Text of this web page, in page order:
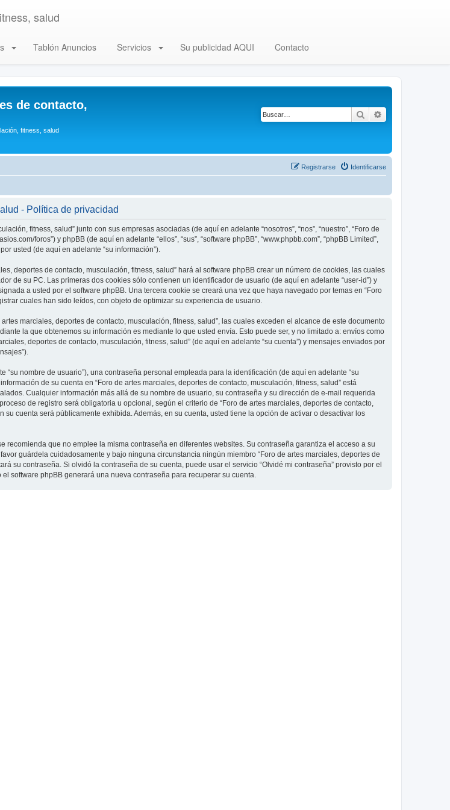
salud
Tablón Anuncios Servicios Su publicidad AQUI Contacto
de contacto,
fitness, salud
Buscar
Identificarse
Registrarse
- Política de privacidad
fitness, salud” junto con sus empresas asociadas (de aquí en adelante “nosotros”, “nos”, “nuestro”, “Foro de
foros”) y phpBB (de aquí en adelante “ellos”, “sus”, “software phpBB”, “www.phpbb.com”, “phpBB Limited”,
usted (de aquí en adelante “su información”).
deportes de contacto, musculación, fitness, salud” hará al software phpBB crear un número de cookies, las cuales
de su PC. Las primeras dos cookies sólo contienen un identificador de usuario (de aquí en adelante “user-id”) y
a usted por el software phpBB. Una tercera cookie se creará una vez que haya navegado por temas en “Foro
cuales han sido leídos, con objeto de optimizar su experiencia de usuario.
marciales, deportes de contacto, musculación, fitness, salud”, las cuales exceden el alcance de este documento
la que obtenemos su información es mediante lo que usted envía. Esto puede ser, y no limitado a: envíos como
deportes de contacto, musculación, fitness, salud” (de aquí en adelante “su cuenta”) y mensajes enviados por
nombre de usuario”), una contraseña personal empleada para la identificación (de aquí en adelante “su
de su cuenta en “Foro de artes marciales, deportes de contacto, musculación, fitness, salud” está
Cualquier información más allá de su nombre de usuario, su contraseña y su dirección de e-mail requerida
de registro será obligatoria u opcional, según el criterio de “Foro de artes marciales, deportes de contacto,
cuenta será públicamente exhibida. Además, en su cuenta, usted tiene la opción de activar o desactivar los
que no emplee la misma contraseña en diferentes websites. Su contraseña garantiza el acceso a su
guárdela cuidadosamente y bajo ninguna circunstancia ningún miembro “Foro de artes marciales, deportes de
su contraseña. Si olvidó la contraseña de su cuenta, puede usar el servicio “Olvidé mi contraseña” provisto por el
software phpBB generará una nueva contraseña para recuperar su cuenta.